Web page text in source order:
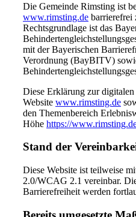
Die Gemeinde Rimsting ist
www.rimsting.de barrierefrei
Rechtsgrundlage ist das
mit der Bayerischen
Verordnung (BayBITV)
Diese Erklärung zur
Website www.rimsting.de
den Themenbereich
Höhe https://
Stand der
Diese Website ist teilweise
2.0/WCAG 2.1 vereinbar.
Barrierefreiheit werden